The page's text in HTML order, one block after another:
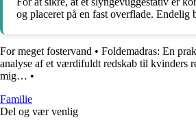
og placeret på en fast overflade. Endelig
For meget fostervand • Foldemadras: En
analyse af et værdifuldt redskab til kvinders
mig… •
Familie
Del og vær venlig